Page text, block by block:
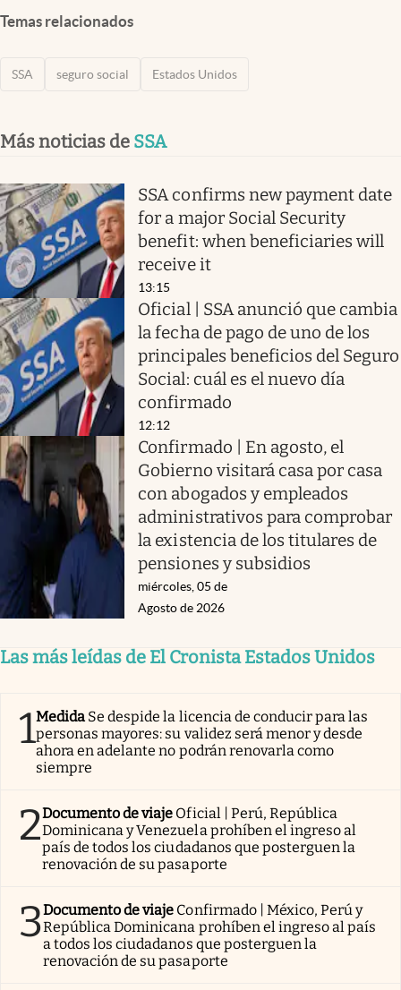
Temas relacionados
SSA seguro social Estados Unidos
Más noticias de SSA
SSA confirms new payment date
for a major Social Security
benefit: when beneficiaries will
receive it
13:15
Oficial | SSA anunció que cambia
la fecha de pago de uno de los
principales beneficios del Seguro
Social: cuál es el nuevo día
confirmado
12:12
Confirmado | En agosto, el
Gobierno visitará casa por casa
con abogados y empleados
administrativos para comprobar
la existencia de los titulares de
pensiones y subsidios
miércoles, 05 de
Agosto de 2026
Las más leídas de El Cronista Estados Unidos
1Medida Se despide la licencia de conducir para las
personas mayores: su validez será menor y desde
ahora en adelante no podrán renovarla como
siempre
2Documento de viaje Oficial | Perú, República
Dominicana y Venezuela prohíben el ingreso al
país de todos los ciudadanos que posterguen la
renovación de su pasaporte
3Documento de viaje Confirmado | México, Perú y
República Dominicana prohíben el ingreso al país
a todos los ciudadanos que posterguen la
renovación de su pasaporte